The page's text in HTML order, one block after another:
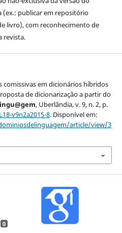
(ex.: publicar em repositório
livro), com reconhecimento de
revista.
comissivas em dicionários híbridos
de dicionarização a partir do
, Uberlândia, v. 9, n. 2, p.
v9n2a2015-8. Disponível em:
article/view/3
0